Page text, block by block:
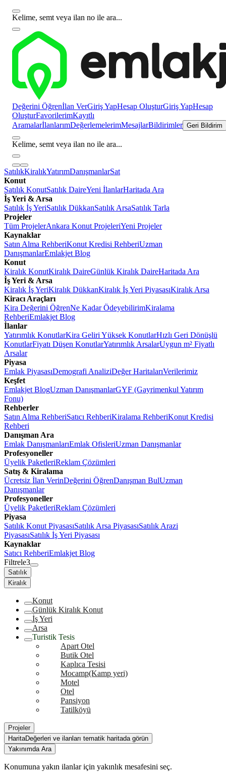
Kelime, semt veya ilan no ile ara...
Değerini Öğrenİlan VerGiriş YapHesap OluşturGiriş YapHesap
OluşturFavorilerimKayıtlı
AramalarİlanlarımDeğerlemelerimMesajlarBildirimler Geri Bildirim
Kelime, semt veya ilan no ile ara...
SatılıkKiralıkYatırımDanışmanlarSat
Konut
Satılık KonutSatılık DaireYeni İlanlarHaritada Ara
İş Yeri & Arsa
Satılık İş YeriSatılık DükkanSatılık ArsaSatılık Tarla
Projeler
Tüm ProjelerAnkara Konut ProjeleriYeni Projeler
Kaynaklar
Satın Alma RehberiKonut Kredisi RehberiUzman
DanışmanlarEmlakjet Blog
Konut
Kiralık KonutKiralık DaireGünlük Kiralık DaireHaritada Ara
İş Yeri & Arsa
Kiralık İş YeriKiralık DükkanKiralık İş Yeri PiyasasıKiralık Arsa
Kiracı Araçları
Kira Değerini ÖğrenNe Kadar ÖdeyebilirimKiralama
RehberiEmlakjet Blog
İlanlar
Yatırımlık KonutlarKira Geliri Yüksek KonutlarHızlı Geri Dönüşlü
KonutlarFiyatı Düşen KonutlarYatırımlık ArsalarUygun m² Fiyatlı
Arsalar
Piyasa
Emlak PiyasasıDemografi AnaliziDeğer HaritalarıVerilerimiz
Keşfet
Emlakjet BlogUzman DanışmanlarGYF (Gayrimenkul Yatırım
Fonu)
Rehberler
Satın Alma RehberiSatıcı RehberiKiralama RehberiKonut Kredisi
Rehberi
Danışman Ara
Emlak DanışmanlarıEmlak OfisleriUzman Danışmanlar
Profesyoneller
Üyelik PaketleriReklam Çözümleri
Satış & Kiralama
Ücretsiz İlan VerinDeğerini ÖğrenDanışman BulUzman
Danışmanlar
Profesyoneller
Üyelik PaketleriReklam Çözümleri
Piyasa
Satılık Konut PiyasasıSatılık Arsa PiyasasıSatılık Arazi
PiyasasıSatılık İş Yeri Piyasası
Kaynaklar
Satıcı RehberiEmlakjet Blog
Filtrele3
Satılık
Kiralık
Konut
Günlük Kiralık Konut
İş Yeri
Arsa
Turistik Tesis
Apart Otel
Butik Otel
Kaplıca Tesisi
Mocamp(Kamp yeri)
Motel
Otel
Pansiyon
Tatilköyü
Projeler
HaritaDeğerleri ve ilanları tematik haritada görün
Yakınımda Ara
Konumuna yakın ilanlar için yakınlık mesafesini seç.